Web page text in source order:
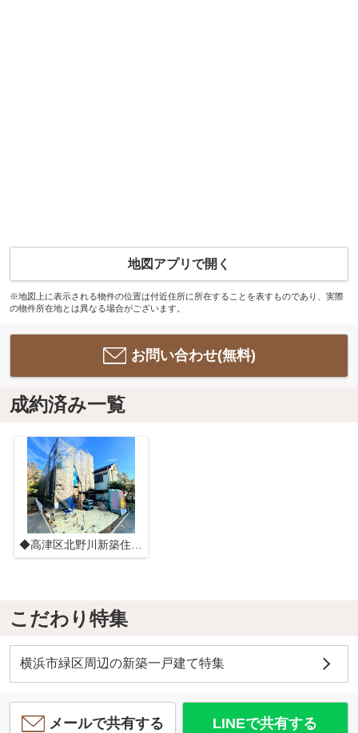
地図アプリで開く
※地図上に表示される物件の位置は付近住所に所在することを表すものであり、実際
の物件所在地とは異なる場合がございます。
お問い合わせ(無料)
成約済み一覧
◆高津区北野川新築住宅◆
こだわり特集
横浜市緑区周辺の新築一戸建て特集
メールで共有する LINEで共有する